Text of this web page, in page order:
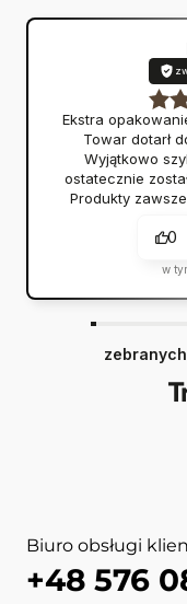
Ekstra
Towar dotarł
Wyjątkowo
ostatecznie
Produkty
0
w
Biuro obsługi
+48 576